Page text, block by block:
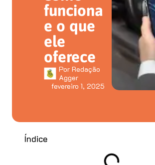
funciona
e o que
ele
oferece
Por Redação
Agger
fevereiro 1, 2025
Índice